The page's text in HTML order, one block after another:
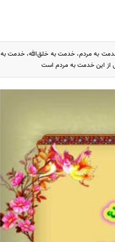
به مردم، خدمت به خلق‌الله، خدمت به
از این خدمت به مردم است